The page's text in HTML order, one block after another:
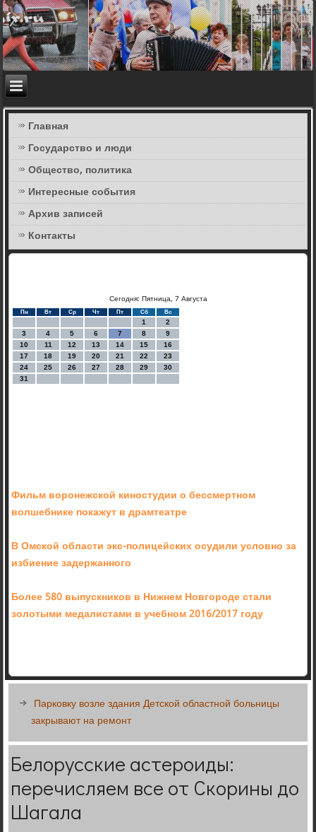
Главная
Государство и люди
Общество, политика
Интересные события
Архив записей
Контакты
Сегодня: Пятница, 7 Августа
Пн Вт Ср Чт Пт Сб Вс
1
2
3
4 5 6 7 8
9
10
11 12 13 14 15
16
17
18 19 20 21 22
23
24
25 26 27 28 29
30
31
Фильм воронежской киностудии о бессмертном
волшебнике покажут в драмтеатре
В Омской области экс-полицейских осудили условно за
избиение задержанного
Более 580 выпускников в Нижнем Новгороде стали
золотыми медалистами в учебном 2016/2017 году
Парковку возле здания Детской областной больницы
закрывают на ремонт
Белорусские астероиды:
перечисляем все от Скорины до
Шагала